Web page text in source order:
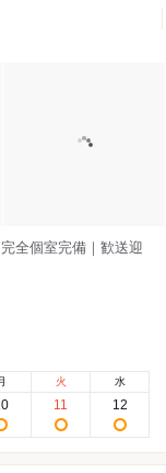
全個室完備｜歓送迎
火
11
水
12